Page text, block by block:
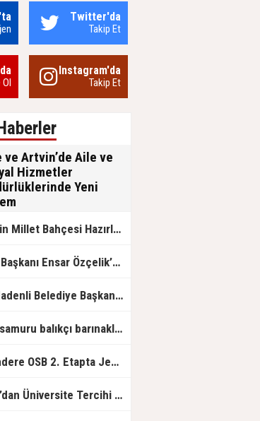
Twitter'da
Takip Et
Instagram'da
Takip Et
ve Artvin’de Aile ve
Hizmetler
Yeni
Rize ve Artvin İl
gerçekleşen görev
geleneğinin ön plana çıktığı
Bahçesi Hazırlanıyor
Çağrı: "Esnafın Ekmek Teknesine Haciz Borcu Ödetmez, Üretimi Durdurur!"
Başkanlarından Bakan Kurum’a Ziyaret
barınaklarını mesken tuttu
Etapta Jeolojik Etüt Çalışmaları Başladı
Tercihi Yapan Adaylara DABİS Desteği